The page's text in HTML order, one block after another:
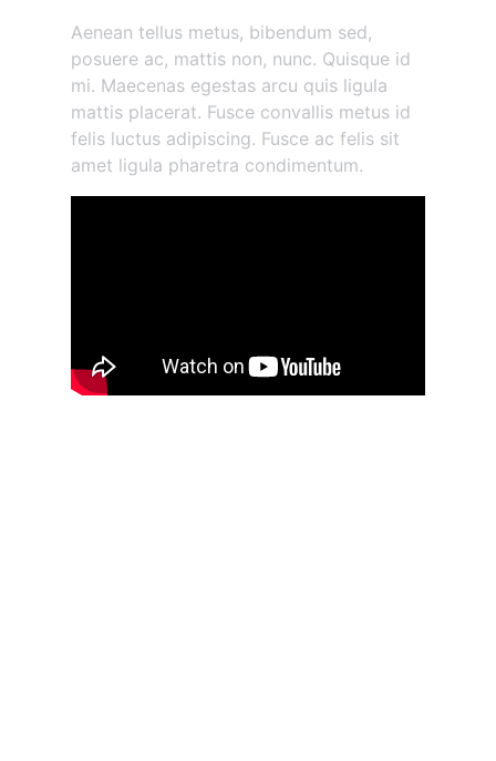
Aenean tellus metus, bibendum sed,
posuere ac, mattis non, nunc. Quisque id
mi. Maecenas egestas arcu quis ligula
mattis placerat. Fusce convallis metus id
felis luctus adipiscing. Fusce ac felis sit
amet ligula pharetra condimentum.